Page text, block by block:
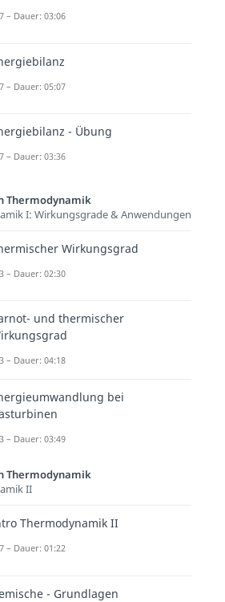
– Dauer: 03:06
– Dauer: 05:07
- Übung
– Dauer: 03:36
Thermodynamik
I: Wirkungsgrade & Anwendungen
Wirkungsgrad
– Dauer: 02:30
und thermischer
– Dauer: 04:18
bei
– Dauer: 03:49
Thermodynamik
II
Thermodynamik II
– Dauer: 01:22
- Grundlagen